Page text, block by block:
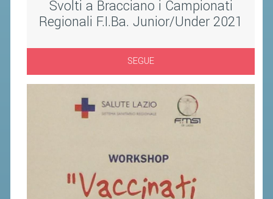
Svolti a Bracciano i Campionati
Regionali F.I.Ba. Junior/Under 2021
SEGUE